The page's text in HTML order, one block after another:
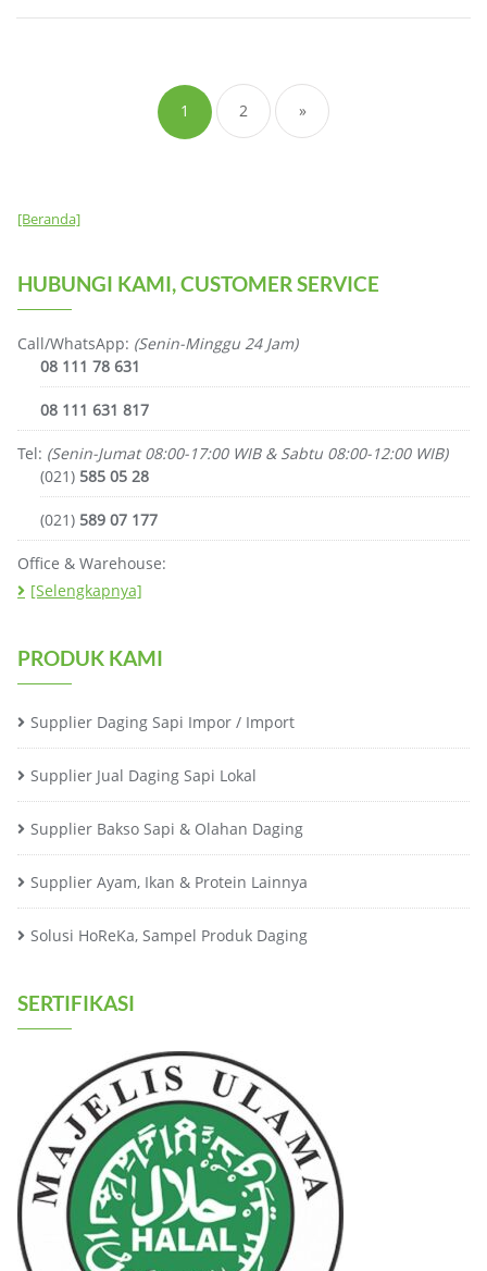
pos
1 2 »
[Beranda]
HUBUNGI KAMI, CUSTOMER SERVICE
Call/WhatsApp: (Senin-Minggu 24 Jam)
08 111 78 631
08 111 631 817
Tel: (Senin-Jumat 08:00-17:00 WIB & Sabtu 08:00-12:00 WIB)
(021) 585 05 28
(021) 589 07 177
Office & Warehouse:
[Selengkapnya]
PRODUK KAMI
Supplier Daging Sapi Impor / Import
Supplier Jual Daging Sapi Lokal
Supplier Bakso Sapi & Olahan Daging
Supplier Ayam, Ikan & Protein Lainnya
Solusi HoReKa, Sampel Produk Daging
SERTIFIKASI